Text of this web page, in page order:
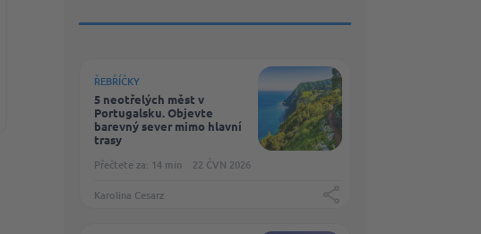
ŘEBŘÍČKY
5 neotřelých měst v
Portugalsku. Objevte
barevný sever mimo hlavní
trasy
Přečtete za: 14 min
22 ČVN 2026
Karolina Cesarz